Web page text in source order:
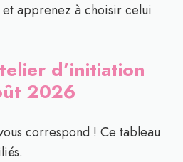
apprenez à choisir celui
d’initiation
2026
correspond ! Ce tableau